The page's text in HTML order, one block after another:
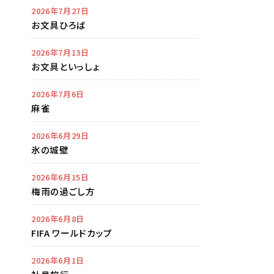
2026年7月27日
お文具ひろば
2026年7月13日
お文具といっしょ
2026年7月6日
麻雀
2026年6月29日
氷の城壁
2026年6月15日
梅雨の過ごし方
2026年6月8日
FIFA ワールドカップ
2026年6月1日